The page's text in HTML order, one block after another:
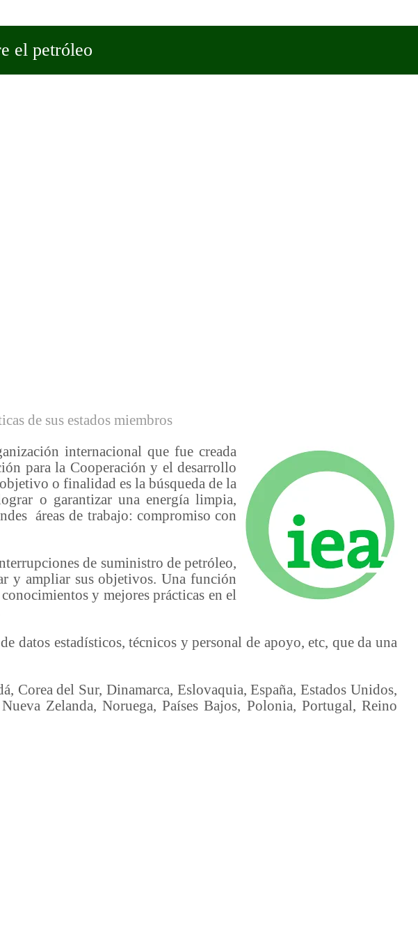
el petróleo
de sus estados miembros
internacional que fue creada
para la Cooperación y el desarrollo
o finalidad es la búsqueda de la
o garantizar una energía limpia,
áreas de trabajo: compromiso con
de suministro de petróleo,
y ampliar sus objetivos. Una función
y mejores prácticas en el
datos estadísticos, técnicos y personal de apoyo, etc, que da una
Corea del Sur, Dinamarca, Eslovaquia, España, Estados Unidos,
Zelanda, Noruega, Países Bajos, Polonia, Portugal, Reino